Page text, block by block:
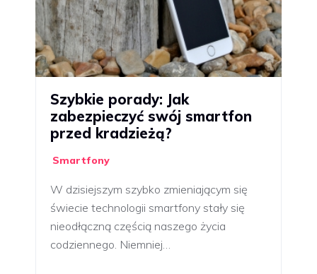
Szybkie porady: Jak
zabezpieczyć swój smartfon
przed kradzieżą?
Smartfony
W dzisiejszym szybko zmieniającym się
świecie technologii smartfony stały się
nieodłączną częścią naszego życia
codziennego. Niemniej…